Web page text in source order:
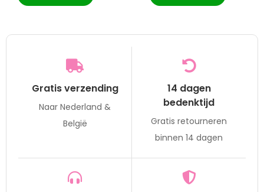
Gratis verzending
Naar Nederland &
België
14 dagen
bedenktijd
Gratis retourneren
binnen 14 dagen